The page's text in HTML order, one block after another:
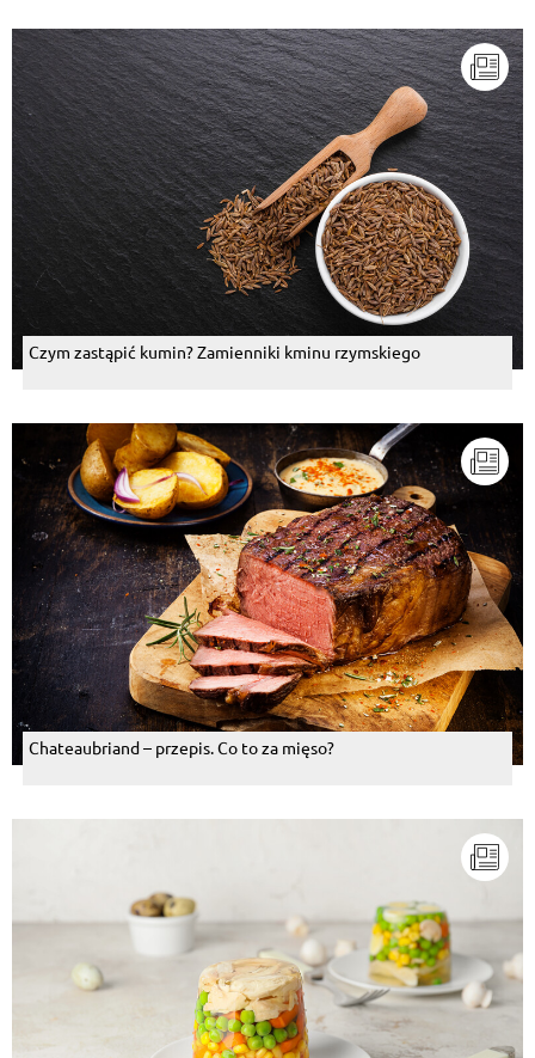
Czym zastąpić kumin? Zamienniki kminu rzymskiego
Chateaubriand – przepis. Co to za mięso?